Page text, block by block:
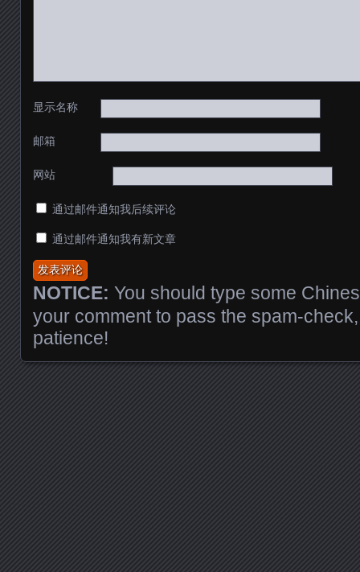
显示名称
邮箱
网站
通过邮件通知我后续评论
通过邮件通知我有新文章
NOTICE: You should type some
your comment to pass the spam-
patience!